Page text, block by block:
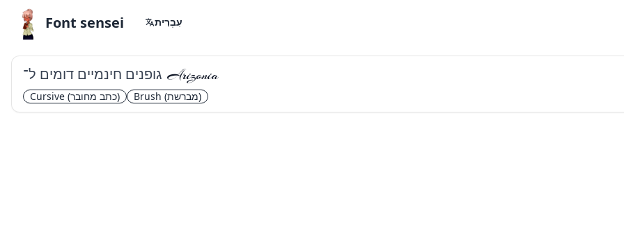
Font sensei עִבְרִית
גופנים חינמיים דומים ל־ Arizonia
Cursive (כתב מחובר) Brush (מברשת)